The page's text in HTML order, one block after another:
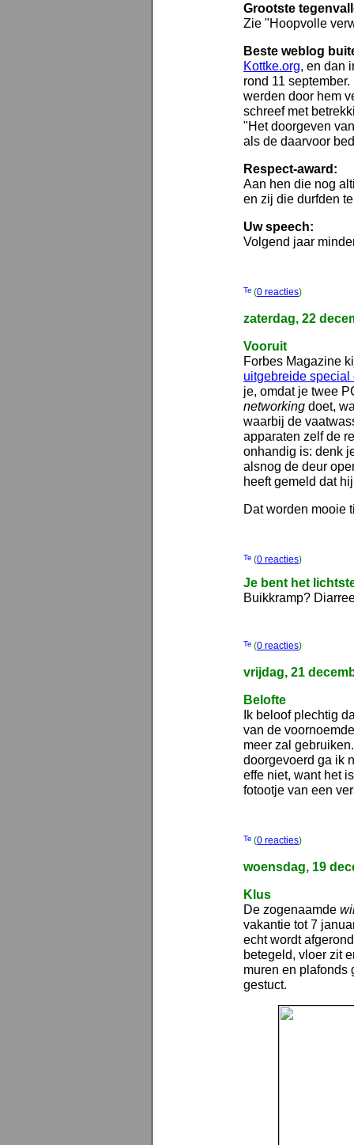
Grootste
Zie "Hoopvolle
Beste weblog
Kottke.org, en dan
rond 11
werden door hem
schreef met
"Het doorgeven
als de daarvoor
Respect-award:
Aan hen die nog
en zij die durfden
Uw speech:
Volgend jaar
(0 reacties)
zaterdag, 22
Vooruit
Forbes Magazine
uitgebreide
je, omdat je twee
networking doet,
waarbij de
apparaten zelf de
onhandig is: denk
alsnog de deur
heeft gemeld dat
Dat worden mooie
(0 reacties)
Je bent het
Buikkramp?
(0 reacties)
vrijdag, 21
Belofte
Ik beloof plechtig
van de
meer zal
doorgevoerd ga ik
effe niet, want het
fotootje van een
(0 reacties)
woensdag, 19
Klus
De zogenaamde
vakantie tot 7
echt wordt
betegeld, vloer zit
muren en plafonds
gestuct.